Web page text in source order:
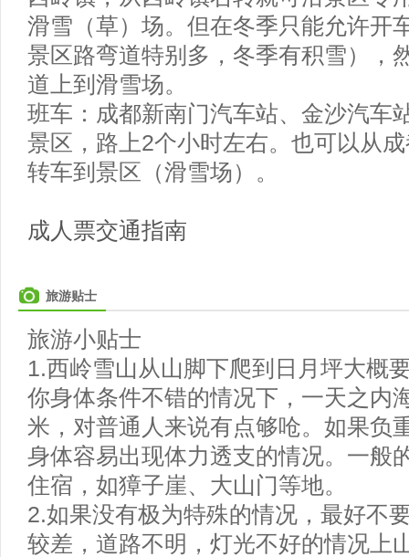
滑雪（草）场。但在冬季只能允许开
景区路弯道特别多，冬季有积雪），
道上到滑雪场。
班车：成都新南门汽车站、金沙汽车
景区，路上2个小时左右。也可以从
转车到景区（滑雪场）。
成人票交通指南
旅游贴士
旅游小贴士
1.西岭雪山从山脚下爬到日月坪大概
你身体条件不错的情况下，一天之内
米，对普通人来说有点够呛。如果负
身体容易出现体力透支的情况。一般
住宿，如獐子崖、大山门等地。
2.如果没有极为特殊的情况，最好不
较差，道路不明，灯光不好的情况上